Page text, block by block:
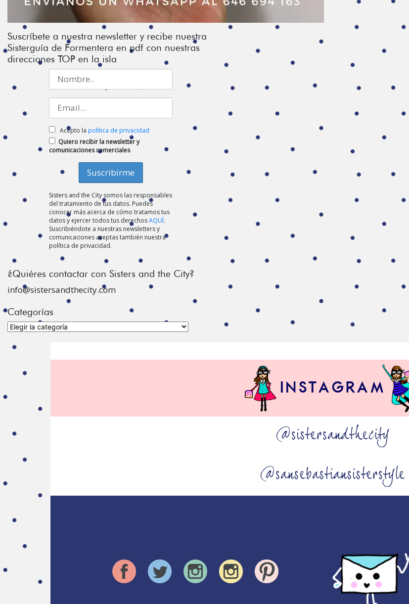
Suscríbete a nuestra newsletter y recibe nuestra
Sisterguía de Formentera en pdf con nuestras
direcciones TOP en la isla
Acepto la política de privacidad
Quiero recibir la newsletter y
comunicaciones comerciales
Sisters and the City somos las responsables
del tratamiento de tus datos. Puedes
conocer más acerca de cómo tratamos tus
datos y ejercer todos tus derechosAQUÍ.
Suscribiéndote a nuestras newsletters y
comunicaciones aceptas también nuestra
política de privacidad.
¿Quiéres contactar con Sisters and the City?
info@sistersandthecity.com
Categorías
Categorías
@sistersandthecity
@sansebastiansisterstyle